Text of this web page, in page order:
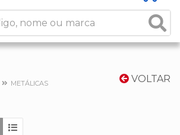
VOLTAR
METÁLICAS